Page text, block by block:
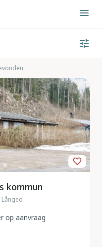
kommun
op aanvraag